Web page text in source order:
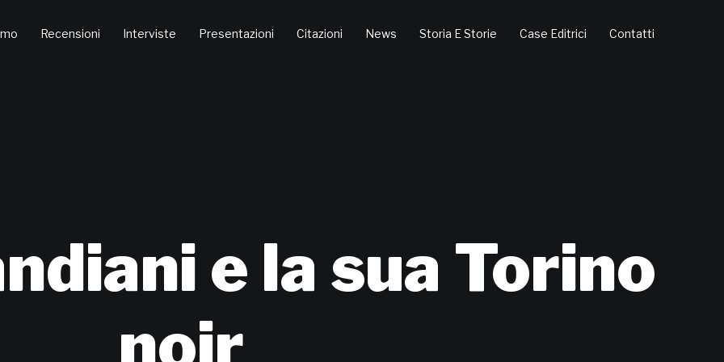
Recensioni Interviste Presentazioni Citazioni News Storia E Storie Case Editrici Contatti
e la sua Torino
noir